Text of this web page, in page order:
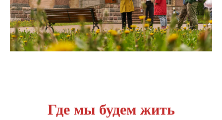
Где мы будем жить